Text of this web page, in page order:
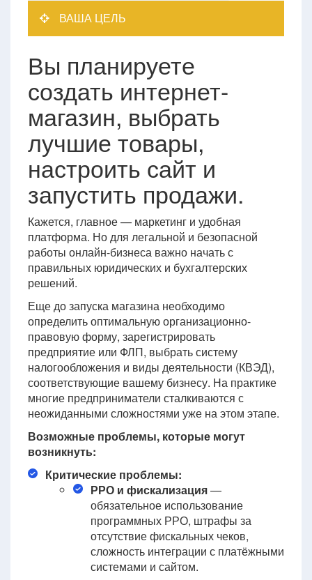
ВАША ЦЕЛЬ
Вы планируете
создать интернет-
магазин, выбрать
лучшие товары,
настроить сайт и
запустить продажи.
Кажется, главное — маркетинг и удобная
платформа. Но для легальной и безопасной
работы онлайн-бизнеса важно начать с
правильных юридических и бухгалтерских
решений.
Еще до запуска магазина необходимо
определить оптимальную организационно-
правовую форму, зарегистрировать
предприятие или ФЛП, выбрать систему
налогообложения и виды деятельности (КВЭД),
соответствующие вашему бизнесу. На практике
многие предприниматели сталкиваются с
неожиданными сложностями уже на этом этапе.
Возможные проблемы, которые могут
возникнуть:
Критические проблемы:
РРО и фискализация—
обязательное использование
программных РРО, штрафы за
отсутствие фискальных чеков,
сложность интеграции с платёжными
системами и сайтом.